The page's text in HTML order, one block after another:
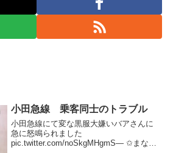
小田急線 乗客同士のトラブル
小田急線にて変な黒服大嫌いバアさんに
急に怒鳴られました
pic.twitter.com/noSkgMHgmS— ✩まなっ